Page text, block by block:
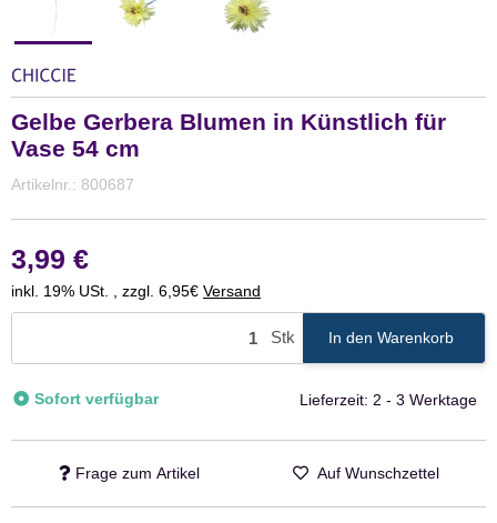
Gelbe Gerbera Blumen in Künstlich für
Vase 54 cm
Artikelnr.: 800687
3,99 €
inkl. 19% USt. , zzgl. 6,95€ Versand
Stk In den Warenkorb
Sofort verfügbar Lieferzeit: 2 - 3 Werktage
Frage zum Artikel Auf Wunschzettel